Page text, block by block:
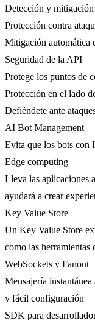
Detección y mitigación
Protección contra
Mitigación automática
Seguridad de la API
Protege los puntos de
Protección en el lado
Defiéndete ante
AI Bot Management
Evita que los bots con
Edge computing
Lleva las aplicaciones
ayudará a crear
Key Value Store
Un Key Value Store
como las herramientas
WebSockets y Fanout
Mensajería
y fácil configuración
SDK para